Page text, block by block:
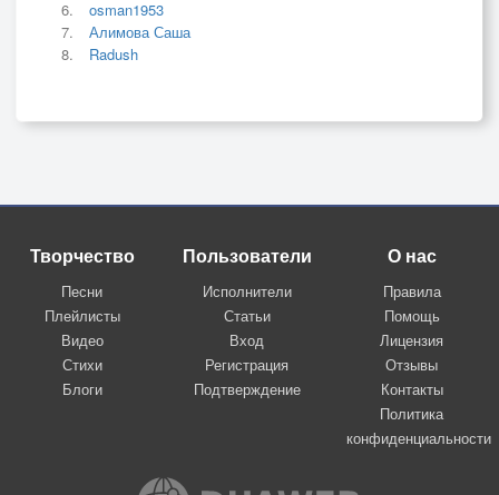
osman1953
Алимова Саша
Radush
Творчество
Песни
Плейлисты
Видео
Стихи
Блоги
Пользователи
Исполнители
Статьи
Вход
Регистрация
Подтверждение
О нас
Правила
Помощь
Лицензия
Отзывы
Контакты
Политика
конфиденциальности